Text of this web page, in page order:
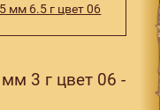
мм 6.5 г цвет 06
3 г цвет 06 -